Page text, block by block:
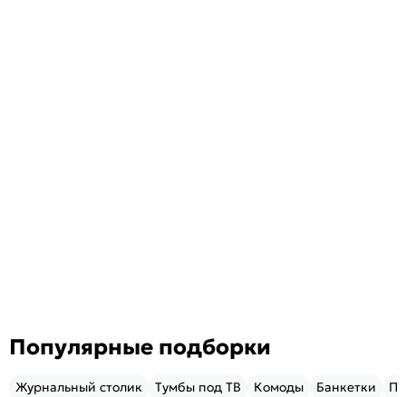
Популярные подборки
Журнальный столик Тумбы под ТВ Комоды Банкетки